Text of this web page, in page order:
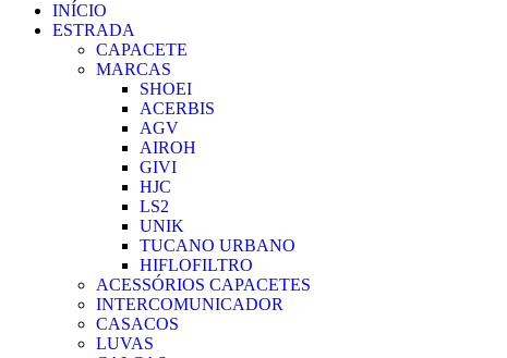
INÍCIO
ESTRADA
CAPACETE
MARCAS
SHOEI
ACERBIS
AGV
AIROH
GIVI
HJC
LS2
UNIK
TUCANO URBANO
HIFLOFILTRO
ACESSÓRIOS CAPACETES
INTERCOMUNICADOR
CASACOS
LUVAS